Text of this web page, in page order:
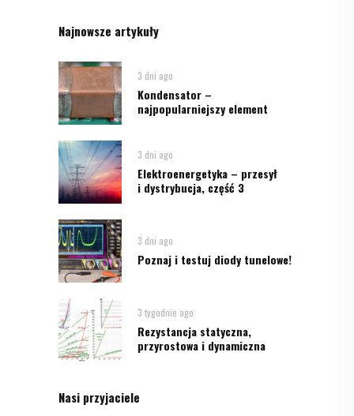
Najnowsze artykuły
3 dni ago
Kondensator –
najpopularniejszy element
3 dni ago
Elektroenergetyka – przesył
i dystrybucja, część 3
3 dni ago
Poznaj i testuj diody tunelowe!
3 tygodnie ago
Rezystancja statyczna,
przyrostowa i dynamiczna
Nasi przyjaciele